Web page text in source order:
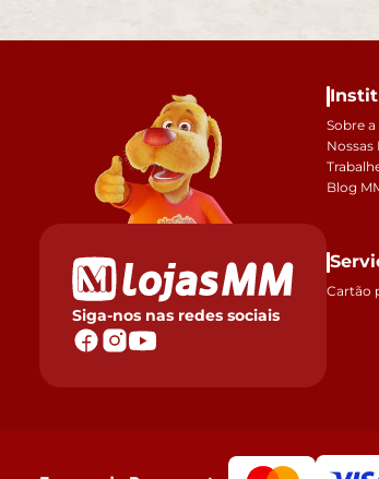
Siga-nos nas redes sociais
Sobre a
Nossas
Blog
Cartão